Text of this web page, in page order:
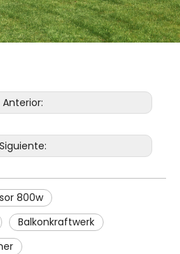
Anterior:
Siguiente:
800w
Balkonkraftwerk